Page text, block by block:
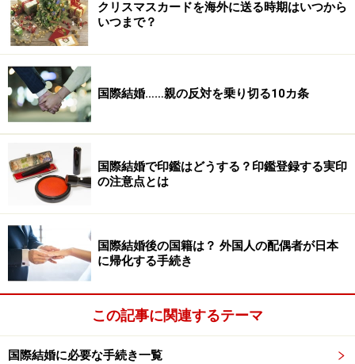
クリスマスカードを海外に送る時期はいつから
いつまで？
国際結婚……親の反対を乗り切る10カ条
国際結婚で印鑑はどうする？印鑑登録する実印
の注意点とは
国際結婚後の国籍は？ 外国人の配偶者が日本
に帰化する手続き
この記事に関連するテーマ
国際結婚に必要な手続き一覧